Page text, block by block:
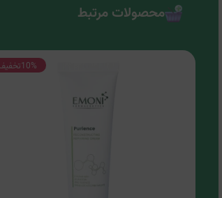
محصولات مرتبط
10%